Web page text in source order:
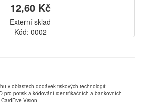
12,60 Kč
Externí sklad
Kód: 0002
v oblastech dodávek tiskových technologií:
pro potisk a kódování identifikačních a bankovních
Vision